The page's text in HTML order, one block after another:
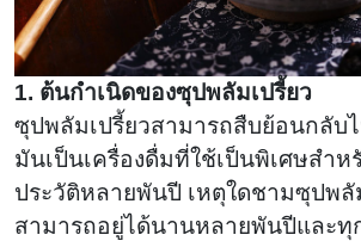
1. ต้นกำเนิดของซุปพลัมเปรี้ยว
ซุปพลัมเปรี้ยวสามารถสืบย้อนกลับไ
มันเป็นเครื่องดื่มที่ใช้เป็นพิเศษสำห
ประวัติหลายพันปี เหตุใดชามซุปพลั
สามารถอยู่ได้นานหลายพันปีและทุ